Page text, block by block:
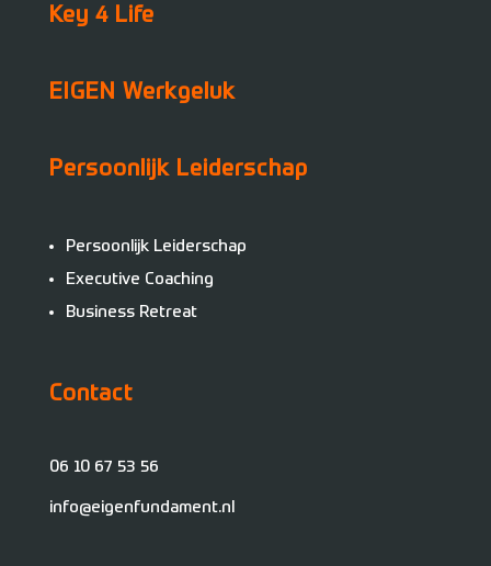
Key 4 Life
EIGEN Werkgeluk
Persoonlijk Leiderschap
Persoonlijk Leiderschap
Executive Coaching
Business Retreat
Contact
06 10 67 53 56
info@eigenfundament.nl